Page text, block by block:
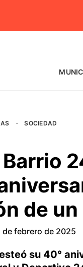
· SOCIEDAD
de
de febrero de 2025
su 40°